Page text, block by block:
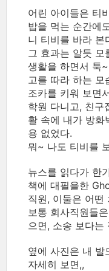
어린 아이들은 티
밥을 먹는 순간에
니 티비를 바라 본
그 효과는 알듯 모
생활을 하면서 툭
고를 따라 하는 모
조카를 키워 보면
학원 다니고, 친구
활 속에 내가 방화
용 없었다.
뭐~ 나도 티비를
뉴스를 읽다가 한
책에 대필을한
직원, 이둘은 어떤
보통 회사직원들
으면, 소송 보다는
옆에 사진은 내 발
자세히 보면,,